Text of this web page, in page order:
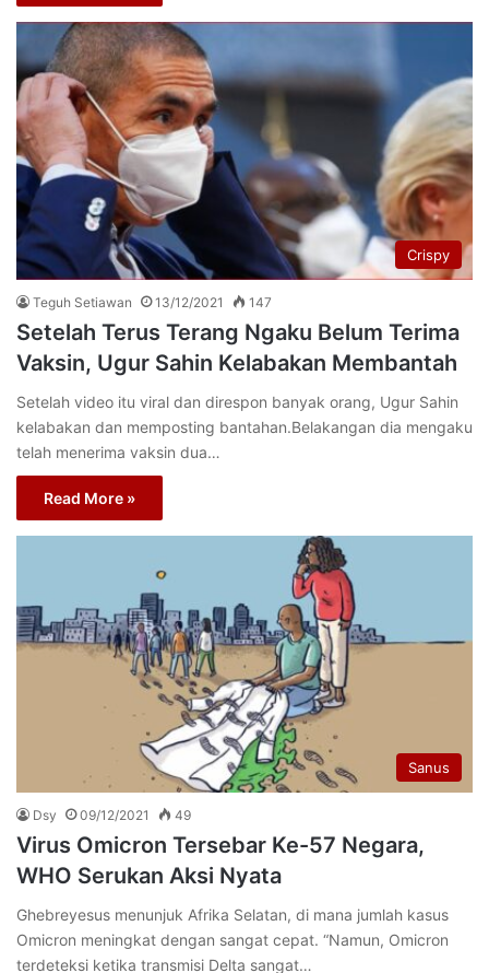
Crispy
Teguh Setiawan 13/12/2021 147
Setelah Terus Terang Ngaku Belum Terima
Vaksin, Ugur Sahin Kelabakan Membantah
Setelah video itu viral dan direspon banyak orang, Ugur Sahin
kelabakan dan memposting bantahan.Belakangan dia mengaku
telah menerima vaksin dua…
Read More »
Sanus
Dsy 09/12/2021 49
Virus Omicron Tersebar Ke-57 Negara,
WHO Serukan Aksi Nyata
Ghebreyesus menunjuk Afrika Selatan, di mana jumlah kasus
Omicron meningkat dengan sangat cepat. “Namun, Omicron
terdeteksi ketika transmisi Delta sangat…